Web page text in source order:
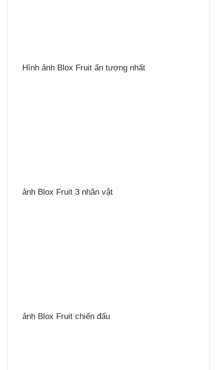
Hình ảnh Blox Fruit ấn tượng nhất
ảnh Blox Fruit 3 nhân vật
ảnh Blox Fruit chiến đấu